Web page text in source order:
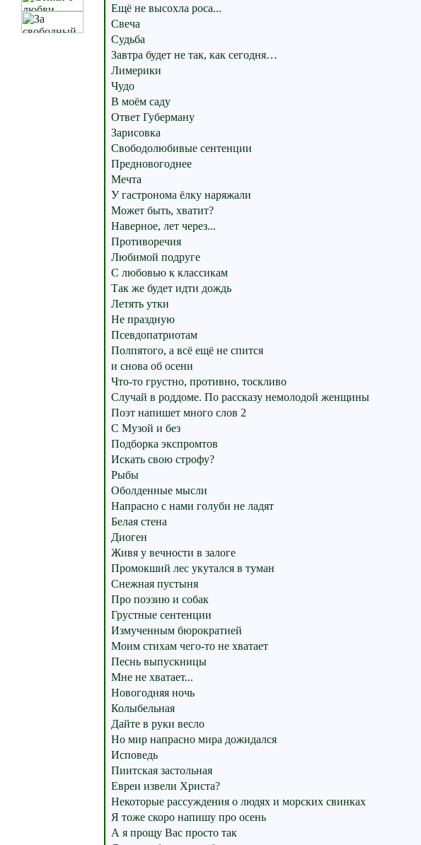
Ещё не высохла роса...
Свеча
Судьба
Завтра будет не так, как сегодня…
Лимерики
Чудо
В моём саду
Ответ Губерману
Зарисовка
Свободолюбивые сентенции
Предновогоднее
Мечта
У гастронома ёлку наряжали
Может быть, хватит?
Наверное, лет через...
Противоречия
Любимой подруге
С любовью к классикам
Так же будет идти дождь
Летять утки
Не праздную
Псевдопатриотам
Полпятого, а всё ещё не спится
и снова об осени
Что-то грустно, противно, тоскливо
Случай в роддоме. По рассказу немолодой женщины
Поэт напишет много слов 2
С Музой и без
Подборка экспромтов
Искать свою строфу?
Рыбы
Оболденные мысли
Напрасно с нами голуби не ладят
Белая стена
Диоген
Живя у вечности в залоге
Промокший лес укутался в туман
Снежная пустыня
Про поэзию и собак
Грустные сентенции
Измученным бюрократией
Моим стихам чего-то не хватает
Песнь выпускницы
Мне не хватает...
Новогодняя ночь
Колыбельная
Дайте в руки весло
Но мир напрасно мира дожидался
Исповедь
Пиитская застольная
Евреи извели Христа?
Некоторые рассуждения о людях и морских свинках
Я тоже скоро напишу про осень
А я прощу Вас просто так